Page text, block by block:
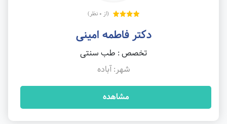
(از 0 نظر)
دکتر فاطمه امینی
تخصص : طب سنتی
شهر: آباده
مشاهده